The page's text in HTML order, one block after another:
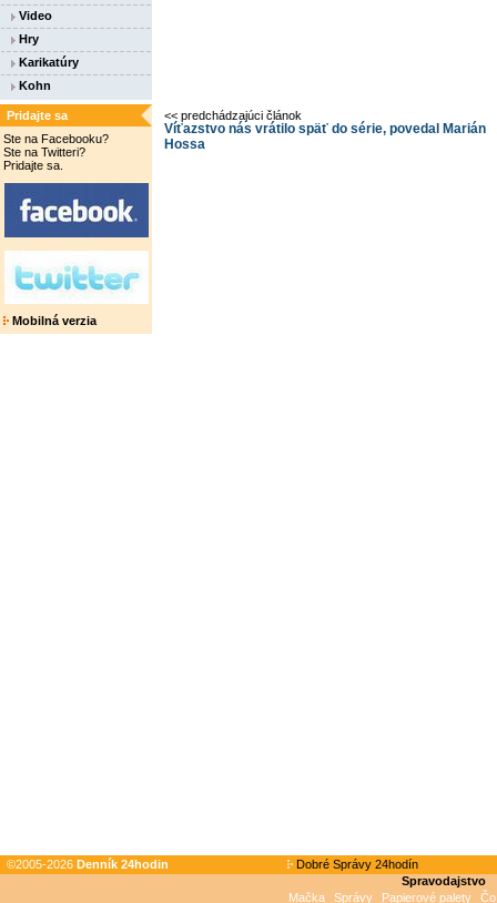
Video
Hry
Karikatúry
Kohn
Pridajte sa
Ste na Facebooku?
Ste na Twitteri?
Pridajte sa.
Mobilná verzia
<< predchádzajúci článok
Víťazstvo nás vrátilo späť do série, povedal Marián
Hossa
©2005-2026 Denník 24hodin
Dobré Správy 24hodín
Spravodajstvo
Mačka
Správy Papierové palety